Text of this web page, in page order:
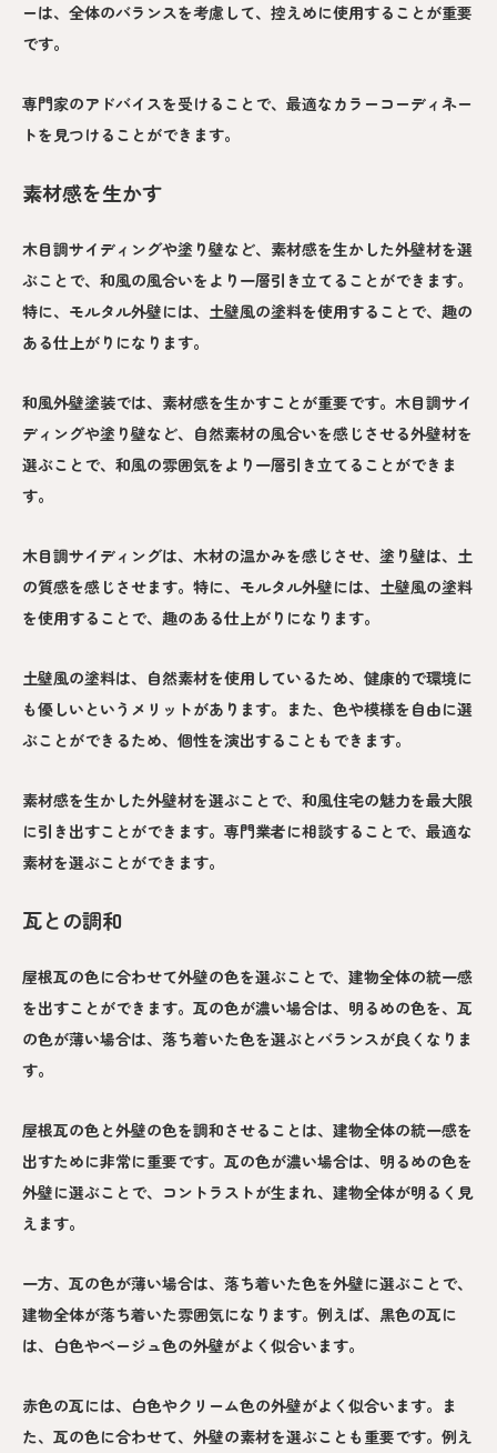
ーは、全体のバランスを考慮して、控えめに使用することが重要
です。
専門家のアドバイスを受けることで、最適なカラーコーディネー
トを見つけることができます。
素材感を生かす
木目調サイディングや塗り壁など、素材感を生かした外壁材を選
ぶことで、和風の風合いをより一層引き立てることができます。
特に、モルタル外壁には、土壁風の塗料を使用することで、趣の
ある仕上がりになります。
和風外壁塗装では、素材感を生かすことが重要です。木目調サイ
ディングや塗り壁など、自然素材の風合いを感じさせる外壁材を
選ぶことで、和風の雰囲気をより一層引き立てることができま
す。
木目調サイディングは、木材の温かみを感じさせ、塗り壁は、土
の質感を感じさせます。特に、モルタル外壁には、土壁風の塗料
を使用することで、趣のある仕上がりになります。
土壁風の塗料は、自然素材を使用しているため、健康的で環境に
も優しいというメリットがあります。また、色や模様を自由に選
ぶことができるため、個性を演出することもできます。
素材感を生かした外壁材を選ぶことで、和風住宅の魅力を最大限
に引き出すことができます。専門業者に相談することで、最適な
素材を選ぶことができます。
瓦との調和
屋根瓦の色に合わせて外壁の色を選ぶことで、建物全体の統一感
を出すことができます。瓦の色が濃い場合は、明るめの色を、瓦
の色が薄い場合は、落ち着いた色を選ぶとバランスが良くなりま
す。
屋根瓦の色と外壁の色を調和させることは、建物全体の統一感を
出すために非常に重要です。瓦の色が濃い場合は、明るめの色を
外壁に選ぶことで、コントラストが生まれ、建物全体が明るく見
えます。
一方、瓦の色が薄い場合は、落ち着いた色を外壁に選ぶことで、
建物全体が落ち着いた雰囲気になります。例えば、黒色の瓦に
は、白色やベージュ色の外壁がよく似合います。
赤色の瓦には、白色やクリーム色の外壁がよく似合います。ま
た、瓦の色に合わせて、外壁の素材を選ぶことも重要です。例え